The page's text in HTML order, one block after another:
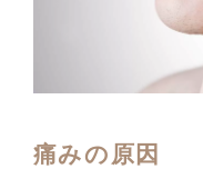
痛みの原因